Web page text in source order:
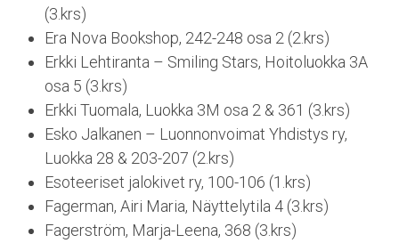
(3.krs)
Era Nova Bookshop, 242-248 osa 2 (2.krs)
Erkki Lehtiranta – Smiling Stars, Hoitoluokka 3A
osa 5 (3.krs)
Erkki Tuomala, Luokka 3M osa 2 & 361 (3.krs)
Esko Jalkanen – Luonnonvoimat Yhdistys ry,
Luokka 28 & 203-207 (2.krs)
Esoteeriset jalokivet ry, 100-106 (1.krs)
Fagerman, Airi Maria, Näyttelytila 4 (3.krs)
Fagerström, Marja-Leena, 368 (3.krs)